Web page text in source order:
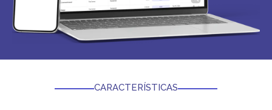
CARACTERÍSTICAS